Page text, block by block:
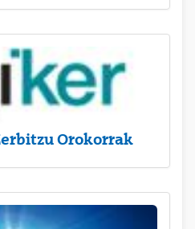
Orokorrak